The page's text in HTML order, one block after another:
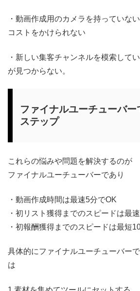
・動画作成用のカメラを持っていな
コストをかけられない
・新しい集客チャンネルを模索して
が見つからない。
ファイナルユーチューバ
ステップ
これらの悩みや問題を解決するのが
ファイナルユーチューバーであり
・動画作成時間は最速5分でOK
・初リスト獲得までのスピードは最
・初報酬獲得までのスピードは最短
具体的にファイナルユーチューバー
は